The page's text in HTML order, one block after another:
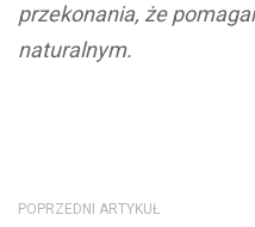
przekonania, że
naturalnym.
POPRZEDNI ARTYKUŁ